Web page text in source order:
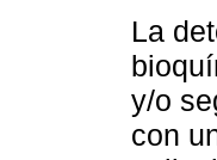
La
y/o
con